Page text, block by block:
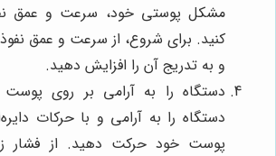
مشکل پوستی خود، سرعت و عمق
کنید. برای شروع، از سرعت و عمق نفوذ
و به تدریج آن را افزایش دهید.
دستگاه را به آرامی بر روی
دستگاه را به آرامی و با حرکات
پوست خود حرکت دهید. از فشار